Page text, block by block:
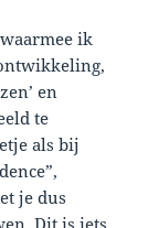
ik
en
te
als bij
je dus
Dit is iets